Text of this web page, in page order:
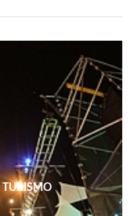
TURISMO